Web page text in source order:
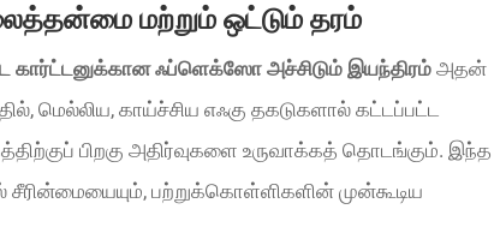
மற்றும் ஒட்டும் தரம்
கார்ட்டனுக்கான ஃப்ளெக்ஸோ அச்சிடும் இயந்திரம் அதன்
மெல்லிய, காய்ச்சிய எஃகு தகடுகளால் கட்டப்பட்ட
பிறகு அதிர்வுகளை உருவாக்கத் தொடங்கும். இந்த
பற்றுக்கொள்ளிகளின் முன்கூடிய